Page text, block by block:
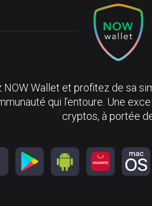
NOW Wallet et profitez de sa
qui l’entoure. Une
cryptos, à portée